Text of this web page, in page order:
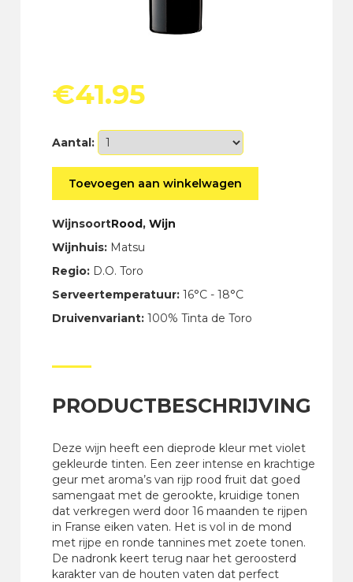
€41.95
Aantal:
aantal
Toevoegen aan winkelwagen
WijnsoortRood,Wijn
Wijnhuis: Matsu
Regio: D.O. Toro
Serveertemperatuur: 16°C - 18°C
Druivenvariant: 100% Tinta de Toro
PRODUCTBESCHRIJVING
Deze wijn heeft een dieprode kleur met violet
gekleurde tinten. Een zeer intense en krachtige
geur met aroma’s van rijp rood fruit dat goed
samengaat met de gerookte, kruidige tonen
dat verkregen werd door 16 maanden te rijpen
in Franse eiken vaten. Het is vol in de mond
met rijpe en ronde tannines met zoete tonen.
De nadronk keert terug naar het geroosterd
karakter van de houten vaten dat perfect